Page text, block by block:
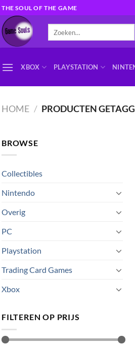
THE SOUL OF THE GAME
XBOX PLAYSTATION
HOME / PRODUCTEN
BROWSE
Collectibles
Nintendo
Overig
PC
Playstation
Trading Card Games
Xbox
FILTEREN OP PRIJS